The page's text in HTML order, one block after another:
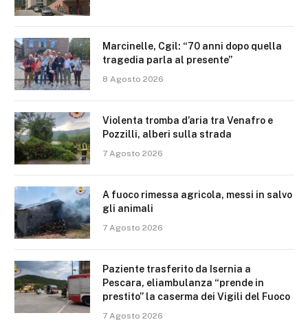
Marcinelle, Cgil: “70 anni dopo quella
tragedia parla al presente”
8 Agosto 2026
Violenta tromba d’aria tra Venafro e
Pozzilli, alberi sulla strada
7 Agosto 2026
A fuoco rimessa agricola, messi in salvo
gli animali
7 Agosto 2026
Paziente trasferito da Isernia a
Pescara, eliambulanza “prende in
prestito” la caserma dei Vigili del Fuoco
7 Agosto 2026